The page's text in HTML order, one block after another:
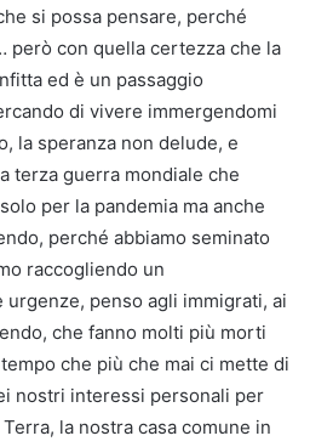
si possa pensare, perché
però con quella certezza che la
ed è un passaggio
di vivere immergendomi
la speranza non delude, e
terza guerra mondiale che
per la pandemia ma anche
perché abbiamo seminato
raccogliendo un
penso agli immigrati, ai
che fanno molti più morti
che più che mai ci mette di
nostri interessi personali per
la nostra casa comune in